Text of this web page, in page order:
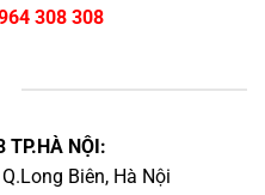
308 308
TP.HÀ NỘI:
Biên, Hà Nội